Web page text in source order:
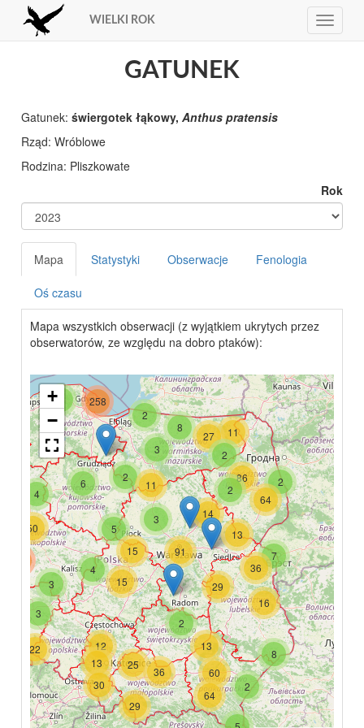
Toggle
WIELKI ROK
GATUNEK
Gatunek:świergotek łąkowy,Anthus pratensis
Rząd:
Rodzina:
Rok
Mapa Statystyki Obserwacje Fenologia
Oś czasu
Mapa wszystkich obserwacji (z wyjątkiem ukrytych przez
obserwatorów, ze względu na dobro ptaków):
2
14
2
27 11
2
86
64
8
16
2
13
13
30
29
12
36
25
2
60
64
2
8
258
4
5
13
7
29
36
3
2
11
15
15
3
91
4
6
22
3
3
50
+
−